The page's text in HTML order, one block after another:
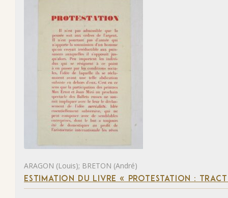
ARAGON (Louis); BRETON (André)
ESTIMATION DU LIVRE « PROTESTATION :